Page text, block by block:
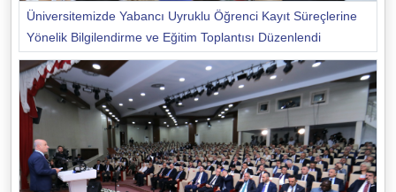
Üniversitemizde Yabancı Uyruklu Öğrenci Kayıt Süreçlerine
Yönelik Bilgilendirme ve Eğitim Toplantısı Düzenlendi